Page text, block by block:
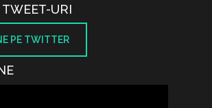
URI
PE TWITTER